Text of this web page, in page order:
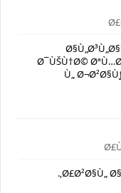
Ø¯ÙŠÙ†Ø©
Ù„
Ø£Ø²Ø§Ù„